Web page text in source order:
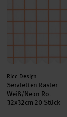
Hersteller:
Rico Design
Servietten Raster
Weiß/Neon Rot
32x32cm 20 Stück